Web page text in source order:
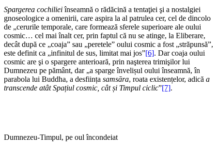
Spargerea cochilieiînseamnă o rădăcină a tentaţiei şi a nostalgiei
gnoseologice a omenirii, care aspira la al patrulea cer, cel de dincolo
de „cerurile temporale, care formează sferele superioare ale oului
cosmic… cel mai înalt cer, prin faptul că nu se atinge, la Eliberare,
decât după ce „coaja” sau „peretele” oului cosmic a fost „străpunsă”,
este definit ca „infinitul de sus, limitat mai jos”[6]. Dar coaja oului
cosmic are şi o spargere anterioară, prin naşterea trimişilor lui
Dumnezeu pe pământ, dar „a sparge învelișul oului înseamnă, în
parabola lui Buddha, a desființa samsāra, roata existențelor, adică a
transcende atât Spațiul cosmic, cât și Timpul ciclic”[7].
Dumnezeu-Timpul, pe oul încondeiat